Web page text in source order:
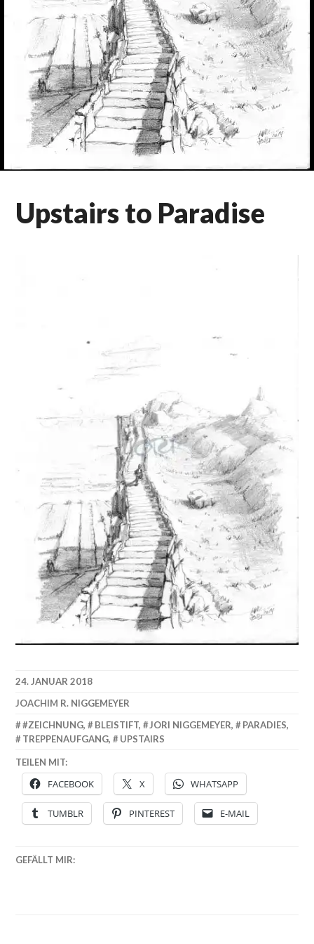
Upstairs to Paradise
24. JANUAR 2018
JOACHIM R. NIGGEMEYER
#ZEICHNUNG, BLEISTIFT, JORI NIGGEMEYER, PARADIES,
TREPPENAUFGANG, UPSTAIRS
TEILEN MIT:
FACEBOOK X WHATSAPP
TUMBLR PINTEREST E-MAIL
GEFÄLLT MIR: